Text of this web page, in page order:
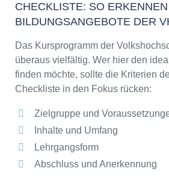
CHECKLISTE: SO
BILDUNGSANGEBOTE DER
Das Kursprogramm der
überaus vielfältig. Wer hier den
finden möchte, sollte die Kriterien
Checkliste in den Fokus rücken:
Zielgruppe und
Inhalte und Umfang
Lehrgangsform
Abschluss und Anerkennung